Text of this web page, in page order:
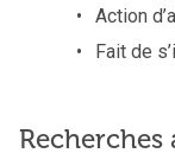
Action
Fait de
Recherches